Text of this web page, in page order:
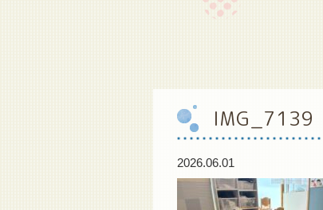
IMG_7139
2026.06.01